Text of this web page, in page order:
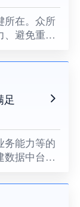
所在。众所
、避免重复
务能力等的
数据中台就